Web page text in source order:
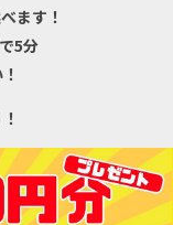
ます！
5分